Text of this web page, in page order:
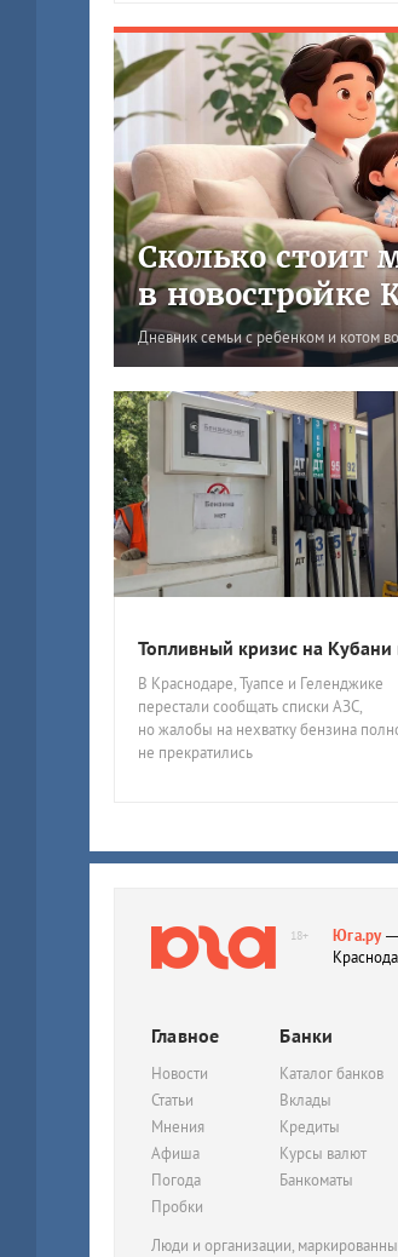
Сколько стоит
в новостройке
Дневник семьи с ребенком и котом
Топливный кризис на Кубани
В Краснодаре, Туапсе и Геленджике
перестали сообщать списки АЗС,
но жалобы на нехватку бензина
не прекратились
18+ Юга.ру—
Главное
Новости
Статьи
Мнения
Афиша
Погода
Пробки
Банки
Каталог банков
Вклады
Кредиты
Курсы валют
Банкоматы
Люди и организации,